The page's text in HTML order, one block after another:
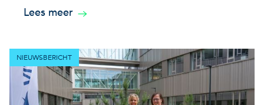
Lees meer
NIEUWSBERICHT